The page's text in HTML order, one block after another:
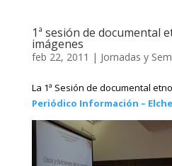
1ª sesión de documental
imágenes
feb 22, 2011 | Jornadas y
La 1ª Sesión de documental
Periódico Información – Elche